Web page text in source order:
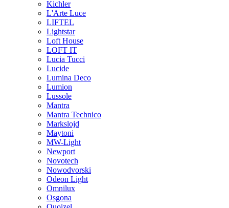
Kichler
L'Arte Luce
LIFTEL
Lightstar
Loft House
LOFT IT
Lucia Tucci
Lucide
Lumina Deco
Lumion
Lussole
Mantra
Mantra Technico
Markslojd
Maytoni
MW-Light
Newport
Novotech
Nowodvorski
Odeon Light
Omnilux
Osgona